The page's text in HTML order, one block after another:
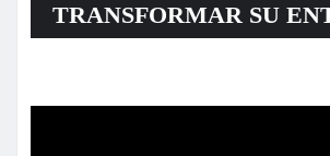
TRANSFORMAR SU